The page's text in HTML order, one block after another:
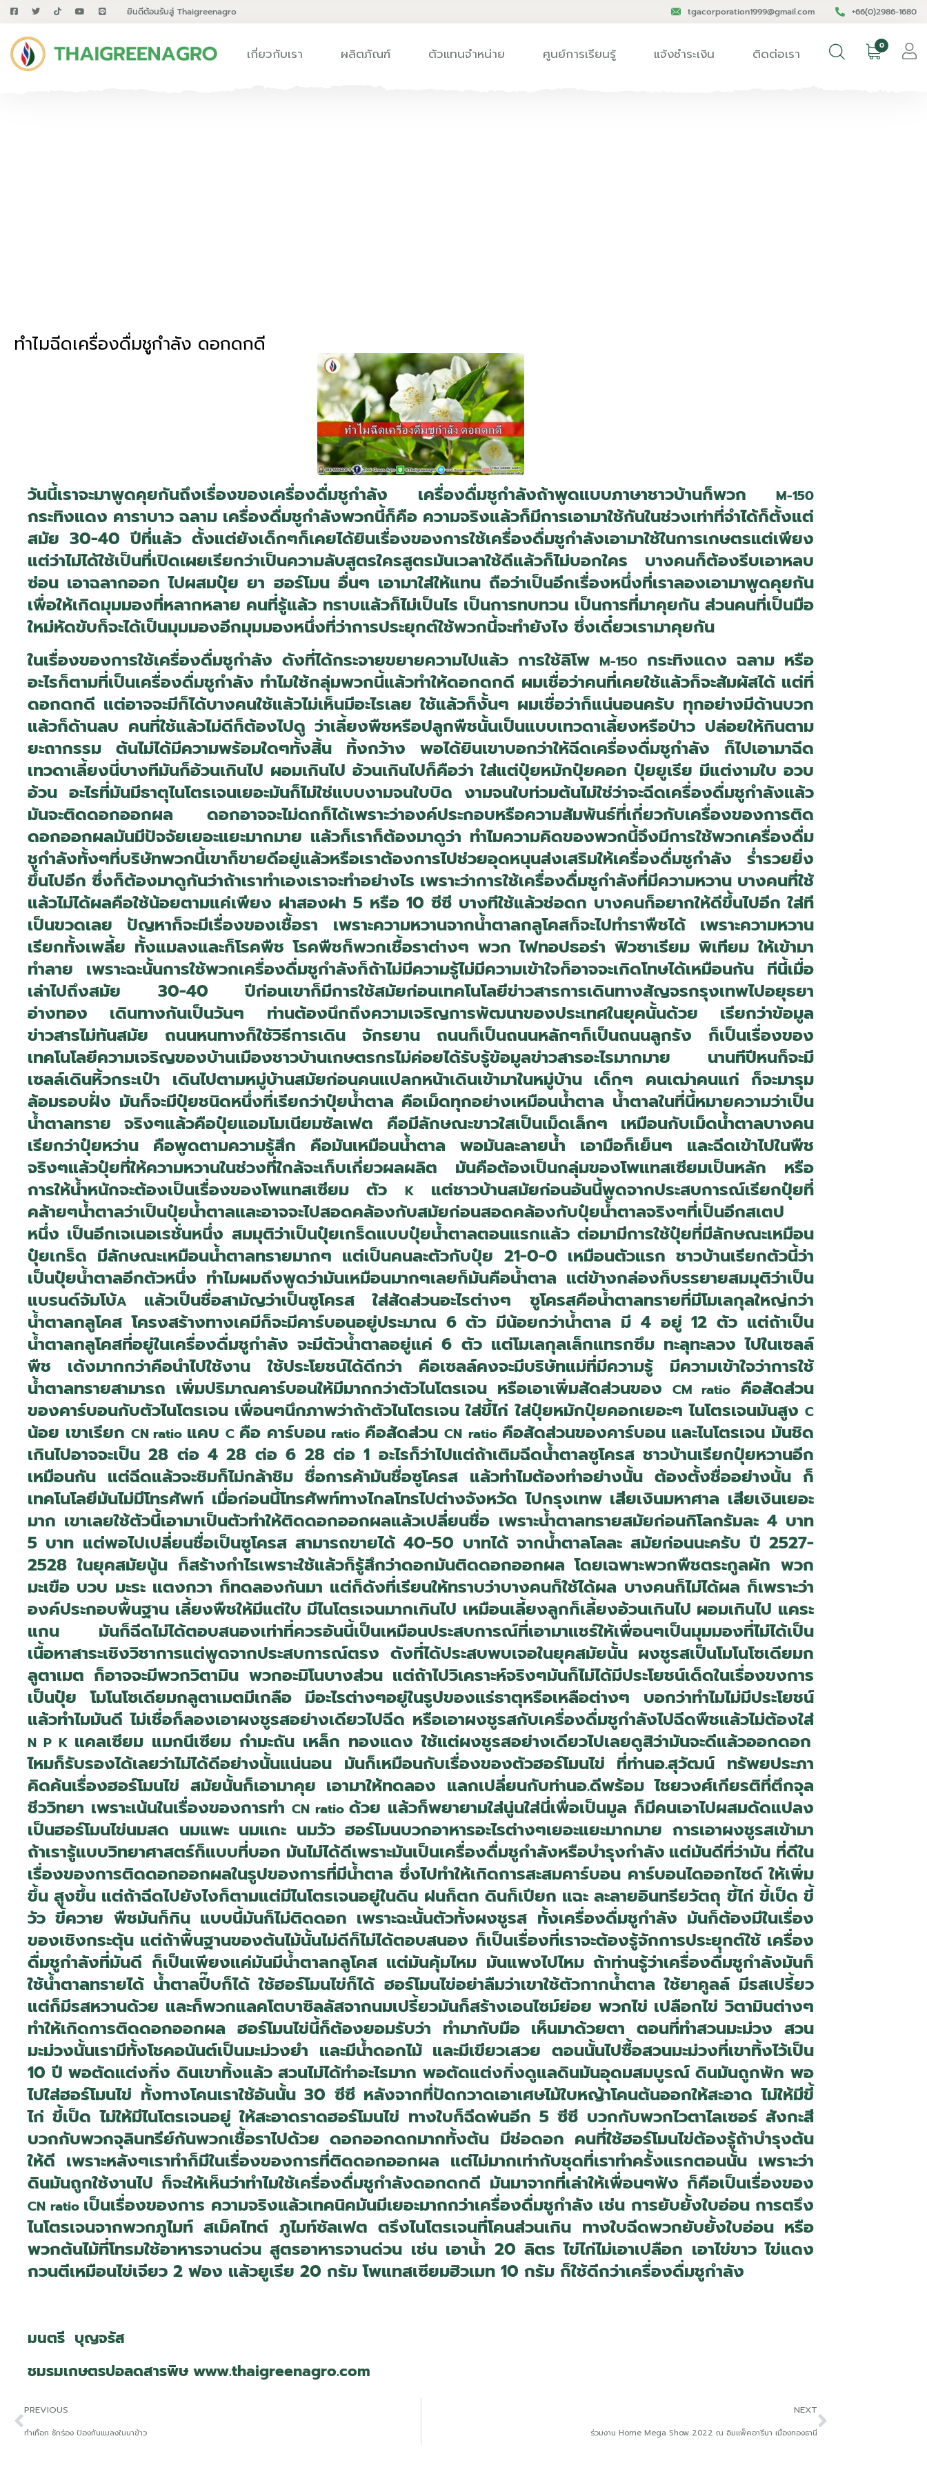
ยินดีต้อนรับสู่ Thaigreenagro tgacorporation1999@gmail.com +66(0)2986-1680
เกี่ยวกับเรา ผลิตภัณฑ์ ตัวแทนจำหน่าย ศูนย์การเรียนรู้ แจ้งชำระเงิน ติดต่อเรา 0
ทำไมฉีดเครื่องดื่มชูกำลัง ดอกดกดี
วันนี้เราจะมาพูดคุยกันถึงเรื่องของเครื่องดื่มชูกำลัง เครื่องดื่มชูกำลังถ้าพูดแบบภาษาชาวบ้านก็พวก M-150
กระทิงแดง คาราบาว ฉลาม เครื่องดื่มชูกำลังพวกนี้ก็คือ ความจริงแล้วก็มีการเอามาใช้กันในช่วงเท่าที่จำได้ก็ตั้งแต่
สมัย 30-40 ปีที่แล้ว ตั้งแต่ยังเด็กๆก็เคยได้ยินเรื่องของการใช้เครื่องดื่มชูกำลังเอามาใช้ในการเกษตรแต่เพียง
แต่ว่าไม่ได้ใช้เป็นที่เปิดเผยเรียกว่าเป็นความลับสูตรใครสูตรมันเวลาใช้ดีแล้วก็ไม่บอกใคร บางคนก็ต้องรีบเอาหลบ
ซ่อน เอาฉลากออก ไปผสมปุ๋ย ยา ฮอร์โมน อื่นๆ เอามาใส่ให้แทน ถือว่าเป็นอีกเรื่องหนึ่งที่เราลองเอามาพูดคุยกัน
เพื่อให้เกิดมุมมองที่หลากหลาย คนที่รู้แล้ว ทราบแล้วก็ไม่เป็นไร เป็นการทบทวน เป็นการที่มาคุยกัน ส่วนคนที่เป็นมือ
ใหม่หัดขับก็จะได้เป็นมุมมองอีกมุมมองหนึ่งที่ว่าการประยุกต์ใช้พวกนี้จะทำยังไง ซึ่งเดี๋ยวเรามาคุยกัน
ในเรื่องของการใช้เครื่องดื่มชูกำลัง ดังที่ได้กระจายขยายความไปแล้ว การใช้ลิโพ M-150 กระทิงแดง ฉลาม หรือ
อะไรก็ตามที่เป็นเครื่องดื่มชูกำลัง ทำไมใช้กลุ่มพวกนี้แล้วทำให้ดอกดกดี ผมเชื่อว่าคนที่เคยใช้แล้วก็จะสัมผัสได้ แต่ที่
ดอกดกดี แต่อาจจะมีก็ได้บางคนใช้แล้วไม่เห็นมีอะไรเลย ใช้แล้วก็งั้นๆ ผมเชื่อว่าก็แน่นอนครับ ทุกอย่างมีด้านบวก
แล้วก็ด้านลบ คนที่ใช้แล้วไม่ดีก็ต้องไปดู ว่าเลี้ยงพืชหรือปลูกพืชนั้นเป็นแบบเทวดาเลี้ยงหรือป่าว ปล่อยให้กินตาม
ยะถากรรม ต้นไม่ได้มีความพร้อมใดๆทั้งสิ้น ทิ้งกว้าง พอได้ยินเขาบอกว่าให้ฉีดเครื่องดื่มชูกำลัง ก็ไปเอามาฉีด
เทวดาเลี้ยงนี่บางทีมันก็อ้วนเกินไป ผอมเกินไป อ้วนเกินไปก็คือว่า ใส่แต่ปุ๋ยหมักปุ๋ยคอก ปุ๋ยยูเรีย มีแต่งามใบ อวบ
อ้วน อะไรที่มันมีธาตุไนโตรเจนเยอะมันก็ไม่ใช่แบบงามจนใบบิด งามจนใบท่วมต้นไม่ใช่ว่าจะฉีดเครื่องดื่มชูกำลังแล้ว
มันจะติดดอกออกผล ดอกอาจจะไม่ดกก็ได้เพราะว่าองค์ประกอบหรือความสัมพันธ์ที่เกี่ยวกับเครื่องของการติด
ดอกออกผลมันมีปัจจัยเยอะแยะมากมาย แล้วก็เราก็ต้องมาดูว่า ทำไมความคิดของพวกนี้จึงมีการใช้พวกเครื่องดื่ม
ชูกำลังทั้งๆที่บริษัทพวกนี้เขาก็ขายดีอยู่แล้วหรือเราต้องการไปช่วยอุดหนุนส่งเสริมให้เครื่องดื่มชูกำลัง ร่ำรวยยิ่ง
ขึ้นไปอีก ซึ่งก็ต้องมาดูกันว่าถ้าเราทำเองเราจะทำอย่างไร เพราะว่าการใช้เครื่องดื่มชูกำลังที่มีความหวาน บางคนที่ใช้
แล้วไม่ได้ผลคือใช้น้อยตามแค่เพียง ฝาสองฝา 5 หรือ 10 ซีซี บางทีใช้แล้วช่อดก บางคนก็อยากให้ดีขึ้นไปอีก ใส่ที
เป็นขวดเลย ปัญหาก็จะมีเรื่องของเชื้อรา เพราะความหวานจากน้ำตาลกลูโคสก็จะไปทำราพืชได้ เพราะความหวาน
เรียกทั้งเพลี้ย ทั้งแมลงและก็โรคพืช โรคพืชก็พวกเชื้อราต่างๆ พวก ไฟทอปธอร่า ฟิวซาเรียม พิเทียม ให้เข้ามา
ทำลาย เพราะฉะนั้นการใช้พวกเครื่องดื่มชูกำลังก็ถ้าไม่มีความรู้ไม่มีความเข้าใจก็อาจจะเกิดโทษได้เหมือนกัน ทีนี้เมื่อ
เล่าไปถึงสมัย 30-40 ปีก่อนเขาก็มีการใช้สมัยก่อนเทคโนโลยีข่าวสารการเดินทางสัญจรกรุงเทพไปอยุธยา
อ่างทอง เดินทางกันเป็นวันๆ ท่านต้องนึกถึงความเจริญการพัฒนาของประเทศในยุคนั้นด้วย เรียกว่าข้อมูล
ข่าวสารไม่ทันสมัย ถนนหนทางก็ใช้วิธีการเดิน จักรยาน ถนนก็เป็นถนนหลักๆก็เป็นถนนลูกรัง ก็เป็นเรื่องของ
เทคโนโลยีความเจริญของบ้านเมืองชาวบ้านเกษตรกรไม่ค่อยได้รับรู้ข้อมูลข่าวสารอะไรมากมาย นานทีปีหนก็จะมี
เซลล์เดินหิ้วกระเป๋า เดินไปตามหมู่บ้านสมัยก่อนคนแปลกหน้าเดินเข้ามาในหมู่บ้าน เด็กๆ คนเฒ่าคนแก่ ก็จะมารุม
ล้อมรอบฝั่ง มันก็จะมีปุ๋ยชนิดหนึ่งที่เรียกว่าปุ๋ยน้ำตาล คือเม็ดทุกอย่างเหมือนน้ำตาล น้ำตาลในที่นี้หมายความว่าเป็น
น้ำตาลทราย จริงๆแล้วคือปุ๋ยแอมโมเนียมซัลเฟต คือมีลักษณะขาวใสเป็นเม็ดเล็กๆ เหมือนกับเม็ดน้ำตาลบางคน
เรียกว่าปุ๋ยหว่าน คือพูดตามความรู้สึก คือมันเหมือนน้ำตาล พอมันละลายน้ำ เอามือก็เย็นๆ และฉีดเข้าไปในพืช
จริงๆแล้วปุ๋ยที่ให้ความหวานในช่วงที่ใกล้จะเก็บเกี่ยวผลผลิต มันคือต้องเป็นกลุ่มของโพแทสเซียมเป็นหลัก หรือ
การให้น้ำหนักจะต้องเป็นเรื่องของโพแทสเซียม ตัว
Kแต่ชาวบ้านสมัยก่อนอันนี้พูดจากประสบการณ์เรียกปุ๋ยที่
คล้ายๆน้ำตาลว่าเป็นปุ๋ยน้ำตาลและอาจจะไปสอดคล้องกับสมัยก่อนสอดคล้องกับปุ๋ยน้ำตาลจริงๆที่เป็นอีกสเตป
หนึ่ง เป็นอีกเจเนอเรชั่นหนึ่ง สมมุติว่าเป็นปุ๋ยเกร็ดแบบปุ๋ยน้ำตาลตอนแรกแล้ว ต่อมามีการใช้ปุ๋ยที่มีลักษณะเหมือน
ปุ๋ยเกร็ด มีลักษณะเหมือนน้ำตาลทรายมากๆ แต่เป็นคนละตัวกับปุ๋ย 21-0-0 เหมือนตัวแรก ชาวบ้านเรียกตัวนี้ว่า
เป็นปุ๋ยน้ำตาลอีกตัวหนึ่ง ทำไมผมถึงพูดว่ามันเหมือนมากๆเลยก็มันคือน้ำตาล แต่ข้างกล่องก็บรรยายสมมุติว่าเป็น
แบรนด์จัมโบ้A แล้วเป็นชื่อสามัญว่าเป็นซูโครส ใส่สัดส่วนอะไรต่างๆ ซูโครสคือน้ำตาลทรายที่มีโมเลกุลใหญ่กว่า
น้ำตาลกลูโคส โครงสร้างทางเคมีก็จะมีคาร์บอนอยู่ประมาณ 6 ตัว มีน้อยกว่าน้ำตาล มี 4 อยู่ 12 ตัว แต่ถ้าเป็น
น้ำตาลกลูโคสที่อยู่ในเครื่องดื่มชูกำลัง จะมีตัวน้ำตาลอยู่แค่ 6 ตัว แต่โมเลกุลเล็กแทรกซึม ทะลุทะลวง ไปในเซลล์
พืช เด้งมากกว่าคือนำไปใช้งาน ใช้ประโยชน์ได้ดีกว่า คือเซลล์คงจะมีบริษัทแม่ที่มีความรู้ มีความเข้าใจว่าการใช้
น้ำตาลทรายสามารถ เพิ่มปริมาณคาร์บอนให้มีมากกว่าตัวไนโตรเจน หรือเอาเพิ่มสัดส่วนของ CM ratio คือสัดส่วน
ของคาร์บอนกับตัวไนโตรเจน เพื่อนๆนึกภาพว่าถ้าตัวไนโตรเจน ใส่ขี้ไก่ ใส่ปุ๋ยหมักปุ๋ยคอกเยอะๆ ไนโตรเจนมันสูง C
น้อย เขาเรียก CN ratio แคบ C คือ คาร์บอนratio คือสัดส่วน CN ratio คือสัดส่วนของคาร์บอน และไนโตรเจน มันชิด
เกินไปอาจจะเป็น 28 ต่อ 4 28 ต่อ 6 28 ต่อ 1 อะไรก็ว่าไปแต่ถ้าเติมฉีดน้ำตาลซูโครส ชาวบ้านเรียกปุ๋ยหวานอีก
เหมือนกัน แต่ฉีดแล้วจะชิมก็ไม่กล้าชิม ชื่อการค้ามันชื่อซูโครส แล้วทำไมต้องทำอย่างนั้น ต้องตั้งชื่ออย่างนั้น ก็
เทคโนโลยีมันไม่มีโทรศัพท์ เมื่อก่อนนี้โทรศัพท์ทางไกลโทรไปต่างจังหวัด ไปกรุงเทพ เสียเงินมหาศาล เสียเงินเยอะ
มาก เขาเลยใช้ตัวนี้เอามาเป็นตัวทำให้ติดดอกออกผลแล้วเปลี่ยนชื่อ เพราะน้ำตาลทรายสมัยก่อนกิโลกรัมละ 4 บาท
5 บาท แต่พอไปเปลี่ยนชื่อเป็นซูโครส สามารถขายได้ 40-50 บาทได้ จากน้ำตาลโลละ สมัยก่อนนะครับ ปี 2527-
2528 ในยุคสมัยนู้น ก็สร้างกำไรเพราะใช้แล้วก็รู้สึกว่าดอกมันติดดอกออกผล โดยเฉพาะพวกพืชตระกูลผัก พวก
มะเขือ บวบ มะระ แตงกวา ก็ทดลองกันมา แต่ก็ดังที่เรียนให้ทราบว่าบางคนก็ใช้ได้ผล บางคนก็ไม่ได้ผล ก็เพราะว่า
องค์ประกอบพื้นฐาน เลี้ยงพืชให้มีแต่ใบ มีไนโตรเจนมากเกินไป เหมือนเลี้ยงลูกก็เลี้ยงอ้วนเกินไป ผอมเกินไป แคระ
แกน มันก็ฉีดไม่ได้ตอบสนองเท่าที่ควรอันนี้เป็นเหมือนประสบการณ์ที่เอามาแชร์ให้เพื่อนๆเป็นมุมมองที่ไม่ได้เป็น
เนื้อหาสาระเชิงวิชาการแต่พูดจากประสบการณ์ตรง ดังที่ได้ประสบพบเจอในยุคสมัยนั้น ผงชูรสเป็นโมโนโซเดียมก
ลูตาเมต ก็อาจจะมีพวกวิตามิน พวกอะมิโนบางส่วน แต่ถ้าไปวิเคราะห์จริงๆมันก็ไม่ได้มีประโยชน์เด็ดในเรื่องขงการ
เป็นปุ๋ย โมโนโซเดียมกลูตาเมตมีเกลือ มีอะไรต่างๆอยู่ในรูปของแร่ธาตุหรือเหลือต่างๆ บอกว่าทำไมไม่มีประโยชน์
แล้วทำไมมันดี ไม่เชื่อก็ลองเอาผงชูรสอย่างเดียวไปฉีด หรือเอาผงชูรสกับเครื่องดื่มชูกำลังไปฉีดพืชแล้วไม่ต้องใส่
N P K แคลเซียม แมกนีเซียม กำมะถัน เหล็ก ทองแดง ใช้แต่ผงชูรสอย่างเดียวไปเลยดูสิว่ามันจะดีแล้วออกดอก
ไหมก็รับรองได้เลยว่าไม่ได้ดีอย่างนั้นแน่นอน มันก็เหมือนกับเรื่องของตัวฮอร์โมนไข่ ที่ท่านอ.สุวัฒน์ ทรัพยประภา
คิดค้นเรื่องฮอร์โมนไข่ สมัยนั้นก็เอามาคุย เอามาให้ทดลอง แลกเปลี่ยนกับท่านอ.ดีพร้อม ไชยวงศ์เกียรติที่ตึกจุล
ชีววิทยา เพราะเน้นในเรื่องของการทำ CN ratioด้วย แล้วก็พยายามใส่นู่นใส่นี่เพื่อเป็นมูล ก็มีคนเอาไปผสมดัดแปลง
เป็นฮอร์โมนไข่นมสด นมแพะ นมแกะ นมวัว ฮอร์โมนบวกอาหารอะไรต่างๆเยอะแยะมากมาย การเอาผงชูรสเข้ามา
ถ้าเรารู้แบบวิทยาศาสตร์ก็แบบที่บอก มันไม่ได้ดีเพราะมันเป็นเครื่องดื่มชูกำลังหรือบำรุงกำลัง แต่มันดีที่ว่ามัน ที่ดีใน
เรื่องของการติดดอกออกผลในรูปของการที่มีน้ำตาล ซึ่งไปทำให้เกิดการสะสมคาร์บอน คาร์บอนไดออกไซด์ ให้เพิ่ม
ขึ้น สูงขึ้น แต่ถ้าฉีดไปยังไงก็ตามแต่มีไนโตรเจนอยู่ในดิน ฝนก็ตก ดินก็เปียก แฉะ ละลายอินทรียวัตถุ ขี้ไก่ ขี้เป็ด ขี้
วัว ขี้ควาย พืชมันก็กิน แบบนี้มันก็ไม่ติดดอก เพราะฉะนั้นตัวทั้งผงชูรส ทั้งเครื่องดื่มชูกำลัง มันก็ต้องมีในเรื่อง
ของเชิงกระตุ้น แต่ถ้าพื้นฐานของต้นไม้นั้นไม่ดีก็ไม่ได้ตอบสนอง ก็เป็นเรื่องที่เราจะต้องรู้จักการประยุกต์ใช้ เครื่อง
ดื่มชูกำลังที่มันดี ก็เป็นเพียงแค่มันมีน้ำตาลกลูโคส แต่มันคุ้มไหม มันแพงไปไหม ถ้าท่านรู้ว่าเครื่องดื่มชูกำลังมันก็
ใช้น้ำตาลทรายได้ น้ำตาลปี๊บก็ได้ ใช้ฮอร์โมนไข่ก็ได้ ฮอร์โมนไข่อย่าลืมว่าเขาใช้ตัวกากน้ำตาล ใช้ยาคูลล์ มีรสเปรี้ยว
แต่ก็มีรสหวานด้วย และก็พวกแลคโตบาซิลลัสจากนมเปรี้ยวมันก็สร้างเอนไซม์ย่อย พวกไข่ เปลือกไข่ วิตามินต่างๆ
ทำให้เกิดการติดดอกออกผล ฮอร์โมนไข่นี้ก็ต้องยอมรับว่า ทำมากับมือ เห็นมาด้วยตา ตอนที่ทำสวนมะม่วง สวน
มะม่วงนั้นเรามีทั้งโชคอนันต์เป็นมะม่วงยำ และมีน้ำดอกไม้ และมีเขียวเสวย ตอนนั้นไปซื้อสวนมะม่วงที่เขาทิ้งไว้เป็น
10 ปี พอตัดแต่งกิ่ง ดินเขาทิ้งแล้ว สวนไม่ได้ทำอะไรมาก พอตัดแต่งกิ่งดูแลดินมันอุดมสมบูรณ์ ดินมันถูกพัก พอ
ไปใส่ฮอร์โมนไข่ ทั้งทางโคนเราใช้อันนั้น 30 ซีซี หลังจากที่ปัดกวาดเอาเศษไม้ใบหญ้าโคนต้นออกให้สะอาด ไม่ให้มีขี้
ไก่ ขี้เป็ด ไม่ให้มีไนโตรเจนอยู่ ให้สะอาดราดฮอร์โมนไข่ ทางใบก็ฉีดพ่นอีก 5 ซีซี บวกกับพวกไวตาไลเซอร์ สังกะสี
บวกกับพวกจุลินทรีย์กันพวกเชื้อราไปด้วย ดอกออกดกมากทั้งต้น มีช่อดอก คนที่ใช้ฮอร์โมนไข่ต้องรู้ถ้าบำรุงต้น
ให้ดี เพราะหลังๆเราทำก็มีในเรื่องของการที่ติดดอกออกผล แต่ไม่มากเท่ากับชุดที่เราทำครั้งแรกตอนนั้น เพราะว่า
ดินมันถูกใช้งานไป ก็จะให้เห็นว่าทำไมใช้เครื่องดื่มชูกำลังดอกดกดี มันมาจากที่เล่าให้เพื่อนๆฟัง ก็คือเป็นเรื่องของ
CN ratio เป็นเรื่องของการ ความจริงแล้วเทคนิคมันมีเยอะมากกว่าเครื่องดื่มชูกำลัง เช่น การยับยั้งใบอ่อน การตรึง
ไนโตรเจนจากพวกภูไมท์ สเม็คไทต์ ภูไมท์ซัลเฟต ตรึงไนโตรเจนที่โคนส่วนเกิน ทางใบฉีดพวกยับยั้งใบอ่อน หรือ
พวกต้นไม้ที่โทรมใช้อาหารจานด่วน สูตรอาหารจานด่วน เช่น เอาน้ำ 20 ลิตร ไข่ไก่ไม่เอาเปลือก เอาไข่ขาว ไข่แดง
กวนตีเหมือนไข่เจียว 2 ฟอง แล้วยูเรีย 20 กรัม โพแทสเซียมฮิวเมท 10 กรัม ก็ใช้ดีกว่าเครื่องดื่มชูกำลัง
มนตรี บุญจรัส
ชมรมเกษตรปอลดสารพิษ www.thaigreenagro.com
PREVIOUS
ทำเทือก ชักร่อง ป้องกันแมลงในนาข้าว
NEXT
ร่วมงาน Home Mega Show 2022 ณ อิมแพ็คอารีนา เมืองทองธานี